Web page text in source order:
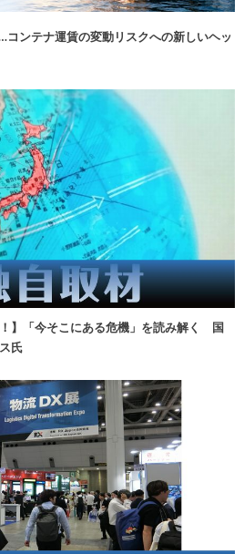
コンテナ運賃の変動リスクへの新しいヘッ
！】「今そこにある危機」を読み解く 国
氏